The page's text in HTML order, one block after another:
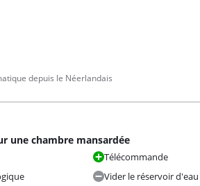
depuis le Néerlandais
une chambre mansardée
Télécommande
Vider le réservoir